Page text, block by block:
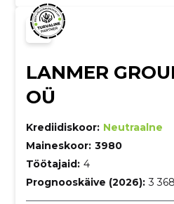
LANMER
OÜ
Krediidiskoor: Neutraalne
Maineskoor: 3980
Töötajaid: 4
Prognooskäive (2026): 3